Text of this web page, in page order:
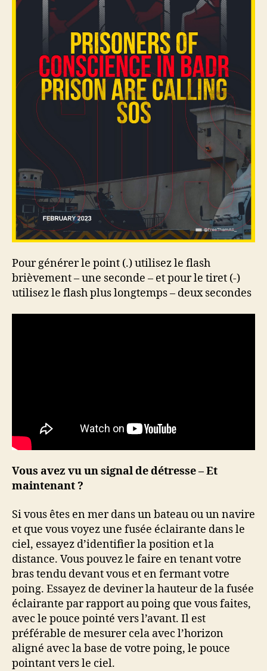
Pour générer le point (.) utilisez le flash
brièvement – une seconde – et pour le tiret (-)
utilisez le flash plus longtemps – deux secondes
Vous avez vu un signal de détresse – Et
maintenant ?
Si vous êtes en mer dans un bateau ou un navire
et que vous voyez une fusée éclairante dans le
ciel, essayez d’identifier la position et la
distance. Vous pouvez le faire en tenant votre
bras tendu devant vous et en fermant votre
poing. Essayez de deviner la hauteur de la fusée
éclairante par rapport au poing que vous faites,
avec le pouce pointé vers l’avant. Il est
préférable de mesurer cela avec l’horizon
aligné avec la base de votre poing, le pouce
pointant vers le ciel.